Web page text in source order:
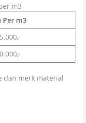
m3
Per m3
dan merk material